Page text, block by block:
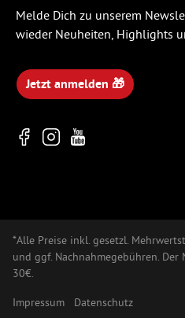
Melde Dich zu unserem
wieder Neuheiten, Highlights
Jetzt anmelden 🎁
*Alle Preise inkl. gesetzl.
und ggf. Nachnahmegebühren.
30€.
Impressum Datenschutz